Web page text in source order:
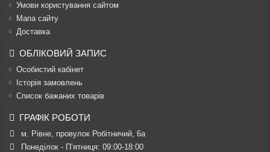
Умови користування сайтом
Мапа сайту
Доставка
ОБЛІКОВИЙ ЗАПИС
Особистий кабінет
Історія замовлень
Список бажаних товарів
ГРАФІК РОБОТИ
м. Рівне, провулок Робітничий, 6а
Понеділок - П’ятниця: 09:00-18:00